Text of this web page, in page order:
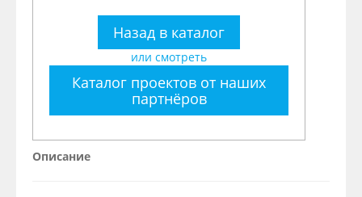
Назад в каталог
или смотреть
Каталог проектов от наших
партнёров
Описание